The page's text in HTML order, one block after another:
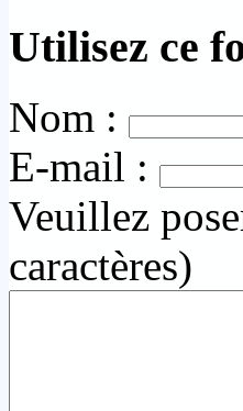
Utilisez ce
Nom :
E-mail :
Veuillez
caractères)